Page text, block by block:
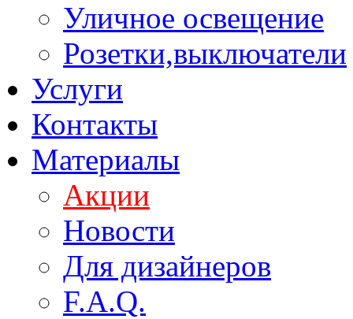
Уличное освещение
Розетки,выключатели
Услуги
Контакты
Материалы
Акции
Новости
Для дизайнеров
F.A.Q.